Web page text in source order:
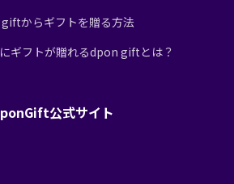
からギフトを贈る方法
ギフトが贈れるdpon giftとは？
公式サイト